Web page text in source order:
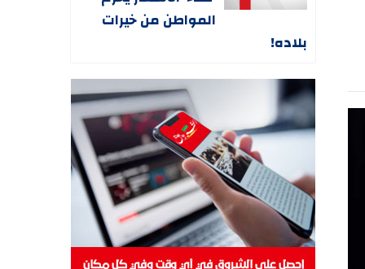
المواطن من خيرات
بلاده!